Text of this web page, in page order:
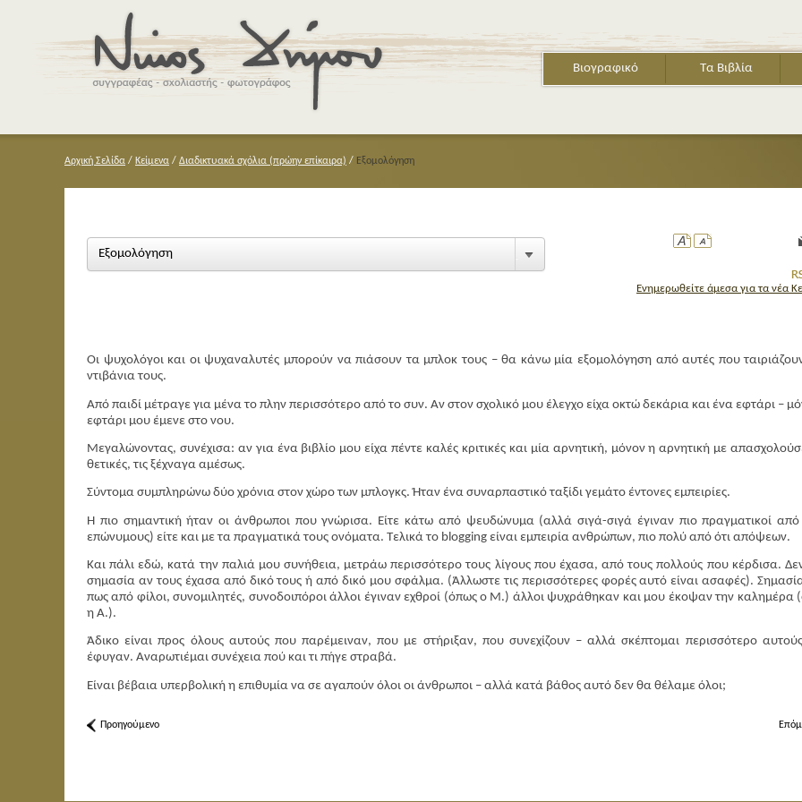
Βιογραφικό Τα Βιβλία
Αρχική Σελίδα / Κείμενα / Διαδικτυακά σχόλια (πρώην επίκαιρα) / Εξομολόγηση
Ενημερωθείτε άμεσα για τα νέα
Εξομολόγηση
Οι ψυχολόγοι και οι ψυχαναλυτές μπορούν να πιάσουν τα μπλοκ τους – θα κάνω μία εξομολόγηση από αυτές που
ντιβάνια τους.
Από παιδί μέτραγε για μένα το πλην περισσότερο από το συν. Αν στον σχολικό μου έλεγχο είχα οκτώ δεκάρια και ένα εφτάρι –
εφτάρι μου έμενε στο νου.
Μεγαλώνοντας, συνέχισα: αν για ένα βιβλίο μου είχα πέντε καλές κριτικές και μία αρνητική, μόνον η αρνητική με
θετικές, τις ξέχναγα αμέσως.
Σύντομα συμπληρώνω δύο χρόνια στον χώρο των μπλογκς. Ήταν ένα συναρπαστικό ταξίδι γεμάτο έντονες εμπειρίες.
Η πιο σημαντική ήταν οι άνθρωποι που γνώρισα. Είτε κάτω από ψευδώνυμα (αλλά σιγά-σιγά έγιναν πιο πραγματικοί από
επώνυμους) είτε και με τα πραγματικά τους ονόματα. Τελικά το blogging είναι εμπειρία ανθρώπων, πιο πολύ από ότι απόψεων.
Και πάλι εδώ, κατά την παλιά μου συνήθεια, μετράω περισσότερο τους λίγους που έχασα, από τους πολλούς που κέρδισα.
σημασία αν τους έχασα από δικό τους ή από δικό μου σφάλμα. (Άλλωστε τις περισσότερες φορές αυτό είναι ασαφές).
πως από φίλοι, συνομιλητές, συνοδοιπόροι άλλοι έγιναν εχθροί (όπως ο Μ.) άλλοι ψυχράθηκαν και μου έκοψαν την καλημέρα
η Α.).
Άδικο είναι προς όλους αυτούς που παρέμειναν, που με στήριξαν, που συνεχίζουν – αλλά σκέπτομαι περισσότερο
έφυγαν. Αναρωτιέμαι συνέχεια πού και τι πήγε στραβά.
Είναι βέβαια υπερβολική η επιθυμία να σε αγαπούν όλοι οι άνθρωποι – αλλά κατά βάθος αυτό δεν θα θέλαμε όλοι;
Προηγούμενο